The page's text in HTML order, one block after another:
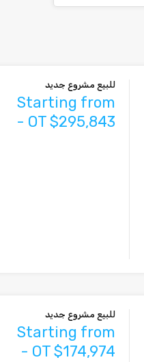
للبيع مشروع جديد
Starting from
- OT $295,843
للبيع مشروع جديد
Starting from
- OT $174,974